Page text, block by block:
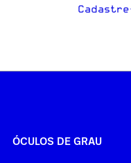
ÓCULOS DE GRAU